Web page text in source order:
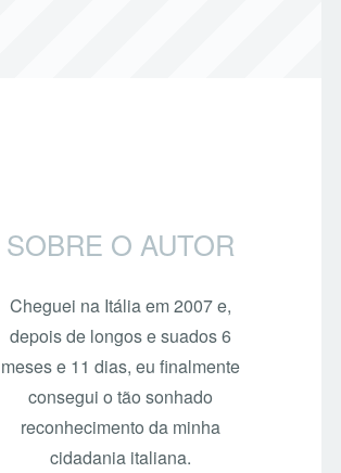
SOBRE O AUTOR
Cheguei na Itália em 2007 e,
depois de longos e suados 6
meses e 11 dias, eu finalmente
consegui o tão sonhado
reconhecimento da minha
cidadania italiana.